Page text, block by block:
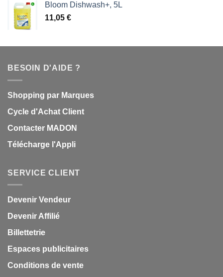
Bloom Dishwash+, 5L
11,05 €
BESOIN D'AIDE ?
Shopping par Marques
Cycle d'Achat Client
Contacter MADON
Télécharge l'Appli
SERVICE CLIENT
Devenir Vendeur
Devenir Affilié
Billettetrie
Espaces publicitaires
Conditions de vente